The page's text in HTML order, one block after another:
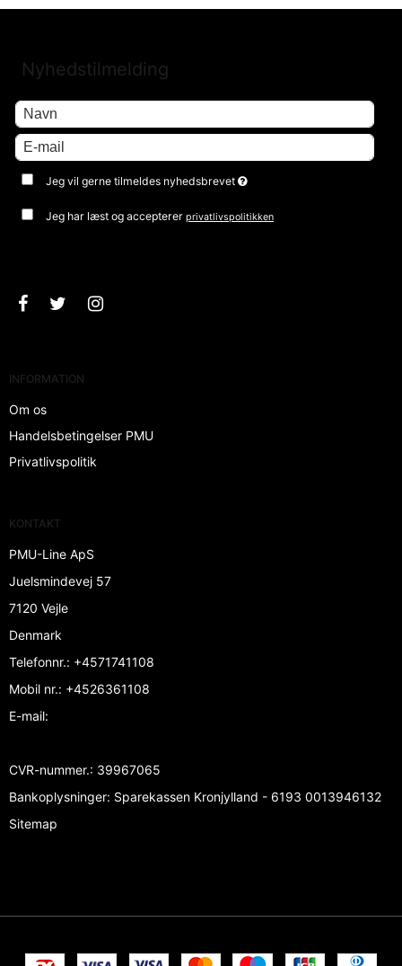
Nyhedstilmelding
Jeg vil gerne tilmeldes nyhedsbrevet
Jeg har læst og acceptererprivatlivspolitikken
INFORMATION
Om os
Handelsbetingelser PMU
Privatlivspolitik
KONTAKT
PMU-Line ApS
Juelsmindevej 57
7120 Vejle
Denmark
Telefonnr.: +4571741108
Mobil nr.: +4526361108
E-mail:
CVR-nummer.: 39967065
Bankoplysninger: Sparekassen Kronjylland - 6193 0013946132
Sitemap